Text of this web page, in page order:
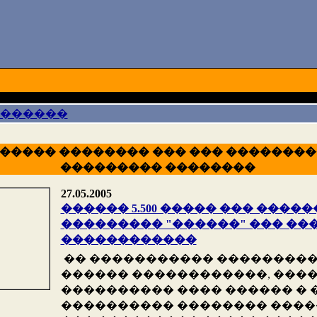
�������� ��� ���
��������� ��������
27.05.2005
������ 5.500 ����� ���
��������� "������" ���
������������
�� �����������
������ ������������,
���������� ���� ������ �
���������� ��������